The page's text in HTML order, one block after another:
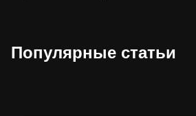
Популярные статьи